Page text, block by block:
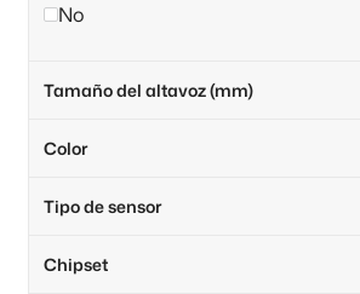
No
Tamaño del altavoz (mm)
Color
Tipo de sensor
Chipset